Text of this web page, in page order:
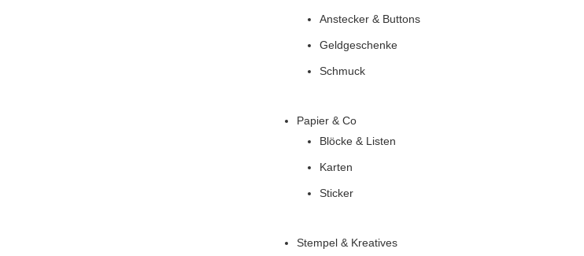
Anstecker & Buttons
Geldgeschenke
Schmuck
Papier & Co
Blöcke & Listen
Karten
Sticker
Stempel & Kreatives